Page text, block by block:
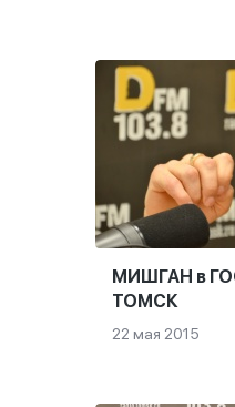
МИШГАН в
ТОМСК
22 мая 2015